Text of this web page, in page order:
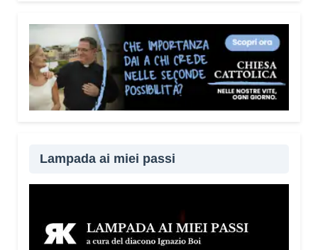
Lampada ai miei passi